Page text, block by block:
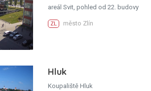
areál Svit, pohled od 22. budovy
ZL město Zlín
Hluk
Koupaliště Hluk